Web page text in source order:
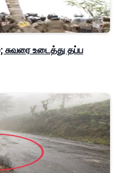
சுவரை உடைத்து தப்ப